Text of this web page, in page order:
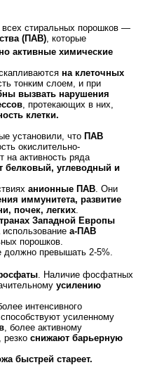
всех стиральных порошков —
(ПАВ), которые
активные химические
на клеточных
тонким слоем, и при
вызвать нарушения
, протекающих в них,
клетки.
установили, что ПАВ
окислительно-
на активность ряда
белковый, углеводный и
анионные ПАВ. Они
иммунитета, развитие
почек, легких.
Западной Европы
использование а-ПАВ
порошков.
должно превышать 2-5%.
. Наличие фосфатных
усилению
интенсивного
усиленному
, более активному
, резко снижают барьерную
быстрей стареет.